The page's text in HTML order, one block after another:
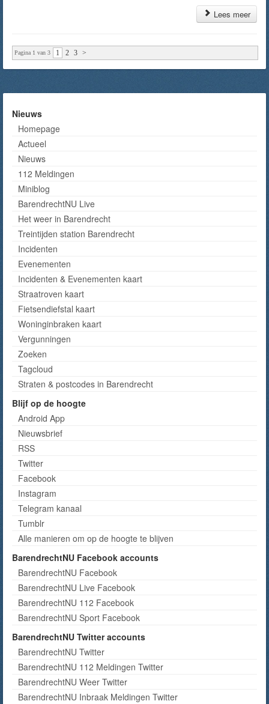
Lees meer
Pagina 1 van 3 1 2 3 >
Nieuws
Homepage
Actueel
Nieuws
112 Meldingen
Miniblog
BarendrechtNU Live
Het weer in Barendrecht
Treintijden station Barendrecht
Incidenten
Evenementen
Incidenten & Evenementen kaart
Straatroven kaart
Fietsendiefstal kaart
Woninginbraken kaart
Vergunningen
Zoeken
Tagcloud
Straten & postcodes in Barendrecht
Blijf op de hoogte
Android App
Nieuwsbrief
RSS
Twitter
Facebook
Instagram
Telegram kanaal
Tumblr
Alle manieren om op de hoogte te blijven
BarendrechtNU Facebook accounts
BarendrechtNU Facebook
BarendrechtNU Live Facebook
BarendrechtNU 112 Facebook
BarendrechtNU Sport Facebook
BarendrechtNU Twitter accounts
BarendrechtNU Twitter
BarendrechtNU 112 Meldingen Twitter
BarendrechtNU Weer Twitter
BarendrechtNU Inbraak Meldingen Twitter